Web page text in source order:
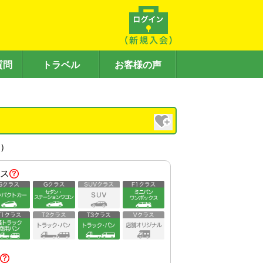
問 トラベル お客様の声